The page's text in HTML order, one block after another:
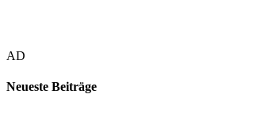
AD
Neueste Beiträge